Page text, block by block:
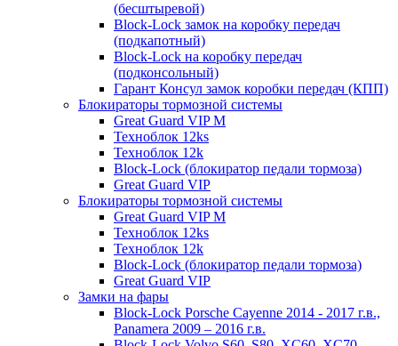
(бесштыревой)
Block-Lock замок на коробку передач
(подкапотный)
Block-Lock на коробку передач
(подконсольный)
Гарант Консул замок коробки передач (КПП)
Блокираторы тормозной системы
Great Guard VIP M
Техноблок 12ks
Техноблок 12k
Block-Lock (блокиратор педали тормоза)
Great Guard VIP
Блокираторы тормозной системы
Great Guard VIP M
Техноблок 12ks
Техноблок 12k
Block-Lock (блокиратор педали тормоза)
Great Guard VIP
Замки на фары
Block-Lock Porsche Cayenne 2014 - 2017 г.в.,
Panamera 2009 – 2016 г.в.